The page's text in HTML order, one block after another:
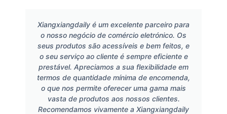
Xiangxiangdaily é um excelente parceiro para
o nosso negócio de comércio eletrónico. Os
seus produtos são acessíveis e bem feitos, e
o seu serviço ao cliente é sempre eficiente e
prestável. Apreciamos a sua flexibilidade em
termos de quantidade mínima de encomenda,
o que nos permite oferecer uma gama mais
vasta de produtos aos nossos clientes.
Recomendamos vivamente a Xiangxiangdaily